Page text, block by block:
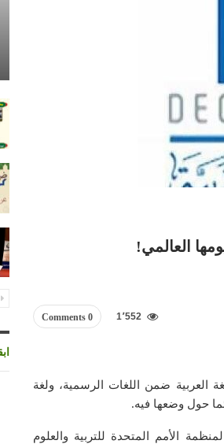
0 Comments 1٬552
العربية ضمن اللغات الرسمية، ولغة
حول وضعها فيه.
انعقاد الدورة 190 للمجلس التنفيذي لمنظمة الأمم المتحدة للتربية والعلوم